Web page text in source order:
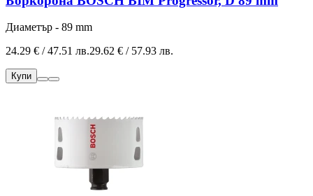
Диаметър - 89 mm
24.29 € / 47.51 лв.29.62 € / 57.93 лв.
Купи